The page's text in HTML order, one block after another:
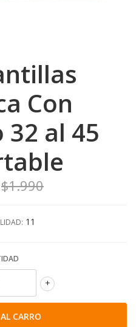
Con
al 45
$1.990
11
+